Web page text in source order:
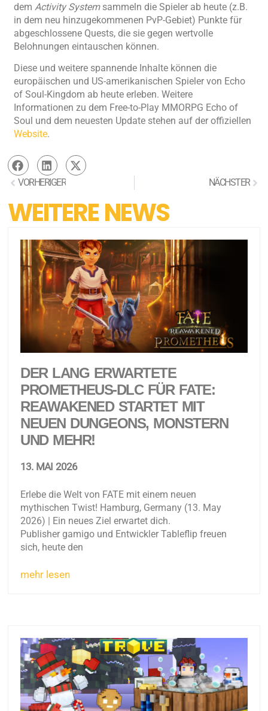
dem Activity Systemsammeln die Spieler ab heute (z.B.
in dem neu hinzugekommenen PvP-Gebiet) Punkte für
abgeschlossene Quests, die sie gegen wertvolle
Belohnungen eintauschen können.
Diese und weitere spannende Inhalte können die
europäischen und US-amerikanischen Spieler von Echo
of Soul-Kingdom ab heute erleben. Weitere
Informationen zu dem Free-to-Play MMORPG Echo of
Soul und dem neuesten Update stehen auf der offiziellen
Website.
VORHERIGER NÄCHSTER
WEITERE NEWS
DER LANG ERWARTETE
PROMETHEUS-DLC FÜR FATE:
REAWAKENED STARTET MIT
NEUEN DUNGEONS, MONSTERN
UND MEHR!
13. MAI 2026
Erlebe die Welt von FATE mit einem neuen
mythischen Twist! Hamburg, Germany (13. May
2026) | Ein neues Ziel erwartet dich.
Publisher gamigo und Entwickler Tableflip freuen
sich, heute den
mehr lesen